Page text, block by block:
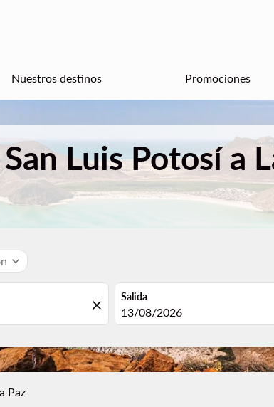
Nuestros destinos Promociones
Luis Potosí a
expand_more
close
Salida
fc-booking-departure-date-
13/08/2026
Paz